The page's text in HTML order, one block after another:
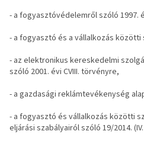
- a fogyasztóvédelemről szóló 1997.
- a fogyasztó és a vállalkozás
- az elektronikus kereskedelmi
szóló 2001. évi CVIII. törvényre,
- a gazdasági reklámtevékenység
- a fogyasztó és vállalkozás közötti
eljárási szabályairól szóló 19/2014.